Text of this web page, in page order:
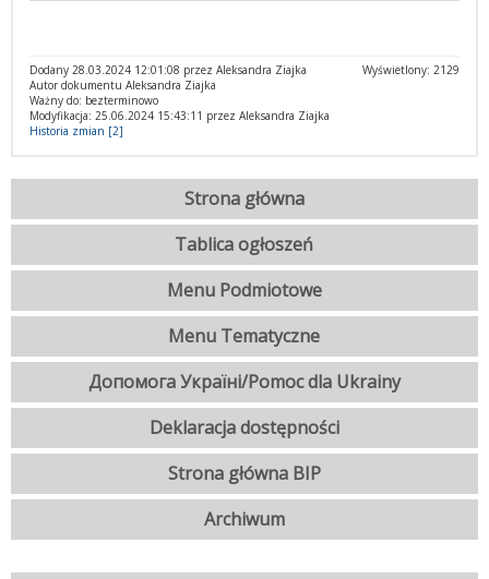
Wyświetlony: 2129
Dodany 28.03.2024 12:01:08 przez Aleksandra Ziajka
Autor dokumentu Aleksandra Ziajka
Ważny do: bezterminowo
Modyfikacja: 25.06.2024 15:43:11 przez Aleksandra Ziajka
Historia zmian [2]
Strona główna
Tablica ogłoszeń
Menu Podmiotowe
Menu Tematyczne
Допомога Україні/Pomoc dla Ukrainy
Deklaracja dostępności
Strona główna BIP
Archiwum